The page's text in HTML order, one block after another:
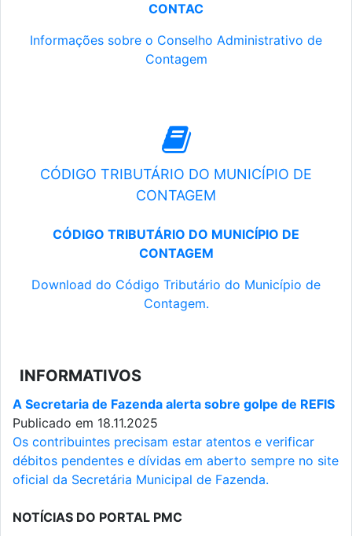
CONTAC
Informações sobre o Conselho Administrativo de
Contagem
CÓDIGO TRIBUTÁRIO DO MUNICÍPIO DE
CONTAGEM
CÓDIGO TRIBUTÁRIO DO MUNICÍPIO DE
CONTAGEM
Download do Código Tributário do Município de
Contagem.
INFORMATIVOS
A Secretaria de Fazenda alerta sobre golpe de REFIS
Publicado em 18.11.2025
Os contribuintes precisam estar atentos e verificar
débitos pendentes e dívidas em aberto sempre no site
oficial da Secretária Municipal de Fazenda.
NOTÍCIAS DO PORTAL PMC